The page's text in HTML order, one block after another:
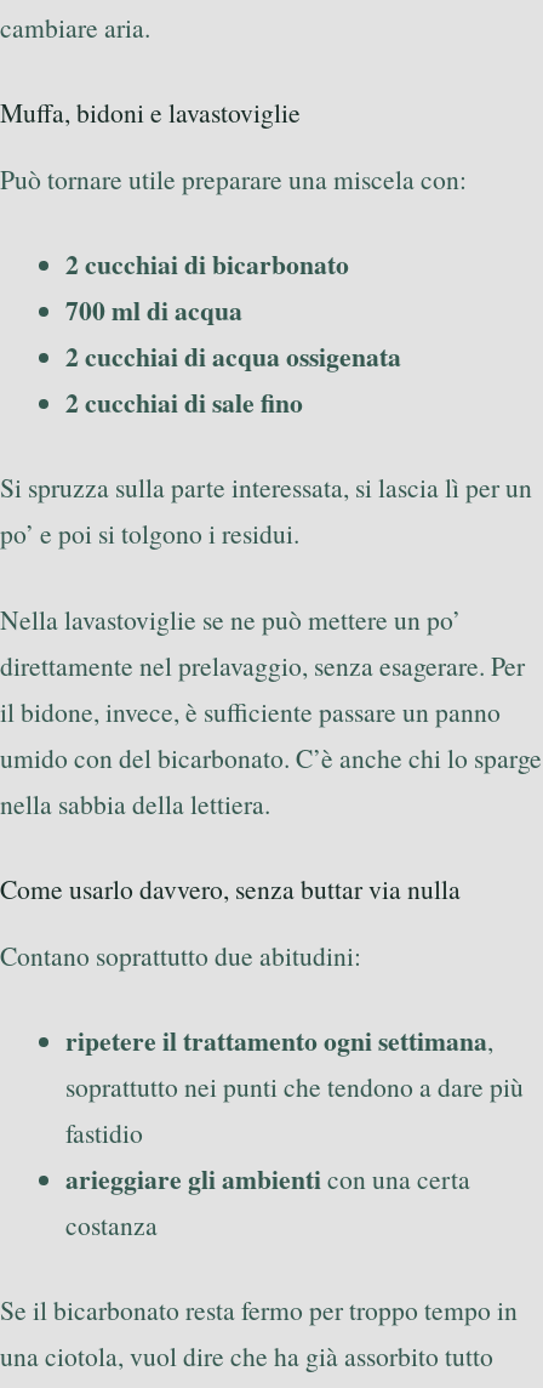
cambiare aria.
Muffa, bidoni e lavastoviglie
Può tornare utile preparare una miscela con:
2 cucchiai di bicarbonato
700 ml di acqua
2 cucchiai di acqua ossigenata
2 cucchiai di sale fino
Si spruzza sulla parte interessata, si lascia lì per un
po’ e poi si tolgono i residui.
Nella lavastoviglie se ne può mettere un po’
direttamente nel prelavaggio, senza esagerare. Per
il bidone, invece, è sufficiente passare un panno
umido con del bicarbonato. C’è anche chi lo sparge
nella sabbia della lettiera.
Come usarlo davvero, senza buttar via nulla
Contano soprattutto due abitudini:
ripetere il trattamento ogni settimana,
soprattutto nei punti che tendono a dare più
fastidio
arieggiare gli ambienticon una certa
costanza
Se il bicarbonato resta fermo per troppo tempo in
una ciotola, vuol dire che ha già assorbito tutto